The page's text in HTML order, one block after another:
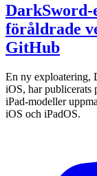
DarkSword-
föråldrade
GitHub
En ny exploatering,
iOS, har publicerats
iPad-modeller
iOS och iPadOS.